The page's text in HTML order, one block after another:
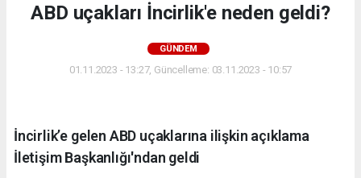
ABD uçakları İncirlik'e neden geldi?
GÜNDEM
01.11.2023 - 13:27, Güncelleme: 03.11.2023 - 10:57
İncirlik’e gelen ABD uçaklarına ilişkin açıklama
İletişim Başkanlığı'ndan geldi